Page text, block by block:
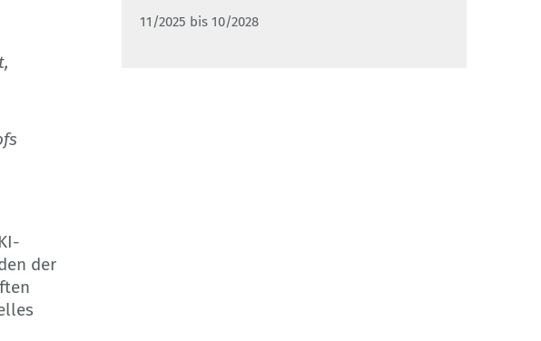
der
11/2025 bis 10/2028